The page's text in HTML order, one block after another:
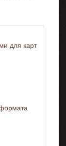
для карт